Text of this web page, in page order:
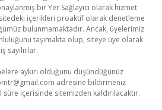
bir Yer Sağlayıcı olarak hizmet
içerikleri proaktif olarak denetleme
bulunmamaktadır. Ancak, üyelerimiz
taşımakta olup, siteye üye olarak
sayılırlar.
aykırı olduğunu düşündüğünüz
adresine bildirmeniz
içerisinde sitemizden kaldırılacaktır.